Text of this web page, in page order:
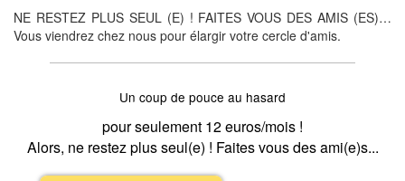
NE RESTEZ PLUS SEUL (E) ! FAITES VOUS DES AMIS (ES)…
Vous viendrez chez nous pour élargir votre cercle d'amis.
Un coup de pouce au hasard
pour seulement 12 euros/mois !
Alors, ne restez plus seul(e) ! Faites vous des ami(e)s...